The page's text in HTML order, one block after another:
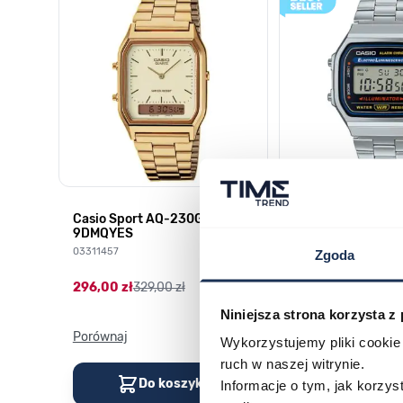
Zgoda
Niniejsza strona korzysta z
Wykorzystujemy pliki
ruch w naszej witrynie.
Informacje o tym, jak
Casio Sport AQ-230GA-
9DMQYES
03311457
296,00 zł329,00 zł
Porównaj
Do koszyka
Porównaj
Do